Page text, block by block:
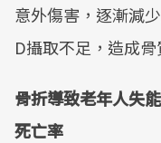
意外傷害，逐漸減
D攝取不足，造成骨
骨折導致老年人失
死亡率